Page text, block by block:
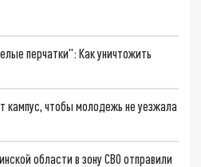
перчатки": Как уничтожить
кампус, чтобы молодежь не уезжала
области в зону СВО отправили